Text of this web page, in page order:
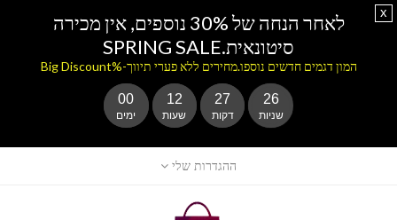
ההגדרות שלי
לאחר הנחה של 30% נוספים, אין מכירה
סיטונאית.SPRING SALE
המון דגמים חדשים נוספו.מחירים ללא פערי תיווך-%Big Discount
00
ימים
12
שעות
27
דקות
26
שניות
x